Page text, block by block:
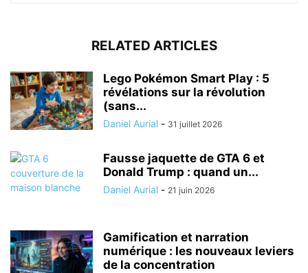
RELATED ARTICLES
Lego Pokémon Smart Play : 5
révélations sur la révolution
(sans...
Daniel Aurial - 31 juillet 2026
Fausse jaquette de GTA 6 et
Donald Trump : quand un...
Daniel Aurial - 21 juin 2026
Gamification et narration
numérique : les nouveaux leviers
de la concentration